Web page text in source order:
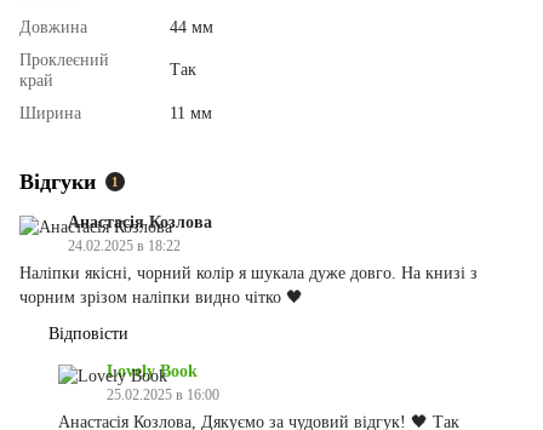
Довжина
44 мм
Проклеєний
край
Так
Ширина 11 мм
Відгуки 1
Анастасія Козлова
24.02.2025 в 18:22
Наліпки якісні, чорний колір я шукала дуже довго. На книзі з
чорним зрізом наліпки видно чітко 🖤
Відповісти
Lovely Book
25.02.2025 в 16:00
Анастасія Козлова, Дякуємо за чудовий відгук! 🖤 Так